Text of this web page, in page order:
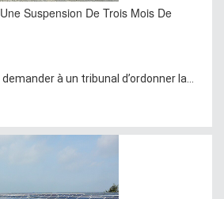
Suspension De Trois Mois De
à un tribunal d’ordonner la...